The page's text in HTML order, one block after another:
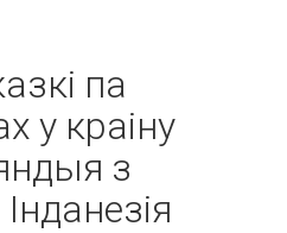
па
у краіну
з